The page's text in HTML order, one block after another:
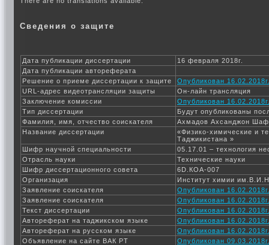
Сведения о защите
Дата публикации диссертации
16 февраля 2018г.
Дата публикации автореферата
Решение о приеме диссертации к защите
Опубликован
URL-адрес видеотрансляции защиты
Он-лайн трансляция
Заключение комиссии
Опубликован
Тип диссертации
Будут опубликованы
Фамилия, имя, отчество соискателя
Ахмадов Ахсанджон
Название диссертации
«Физико-химические и
Таджикистана »
Шифр научной специальности
05.17.01 – технология
Отрасль науки
Технические науки
Шифр диссертационного совета
6D.КОА-007
Организация
Институт химии
Заявление соискателя
Опубликован
Заявление соискателя
Опубликован
Текст диссертации
Опубликован
Автореферат на таджикском языке
Опубликован
Автореферат на русском языке
Опубликован
Объявление на сайте ВАК РТ
Опубликован